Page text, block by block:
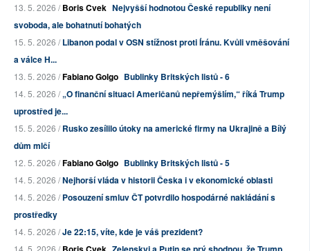
13. 5. 2026 /Boris Cvek Nejvyšší hodnotou České republiky není
svoboda, ale bohatnutí bohatých
15. 5. 2026 /Libanon podal v OSN stížnost proti Íránu. Kvůli vměšování
a válce H...
13. 5. 2026 /Fabiano Golgo Bublinky Britských listů - 6
14. 5. 2026 /„O finanční situaci Američanů nepřemýšlím,“ říká Trump
uprostřed je...
15. 5. 2026 /Rusko zesílilo útoky na americké firmy na Ukrajině a Bílý
dům mlčí
12. 5. 2026 /Fabiano Golgo Bublinky Britských listů - 5
14. 5. 2026 /Nejhorší vláda v historii Česka i v ekonomické oblasti
14. 5. 2026 /Posouzení smluv ČT potvrdilo hospodárné nakládání s
prostředky
14. 5. 2026 /Je 22:15, víte, kde je váš prezident?
14. 5. 2026 /